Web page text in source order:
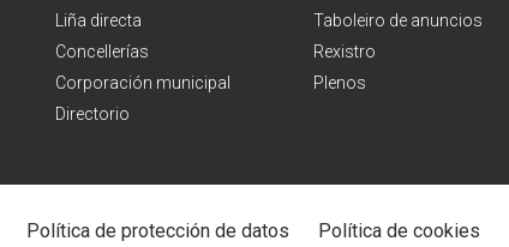
Liña directa
Concellerías
Corporación municipal
Directorio
Taboleiro de anuncios
Rexistro
Plenos
Política de protección de datos Política de cookies